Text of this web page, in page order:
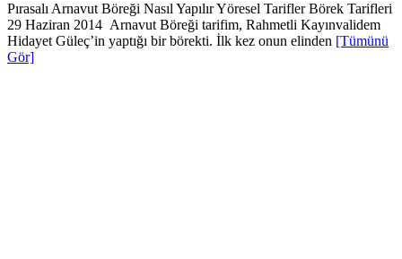
Pırasalı Arnavut Böreği Nasıl Yapılır Yöresel Tarifler Börek Tarifleri
29 Haziran 2014 Arnavut Böreği tarifim, Rahmetli Kayınvalidem
Hidayet Güleç’in yaptığı bir börekti. İlk kez onun elinden [Tümünü
Gör]